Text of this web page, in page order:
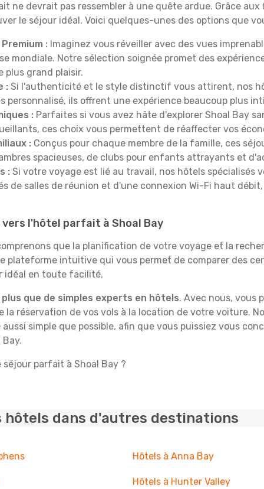
ne devrait pas ressembler à une quête ardue. Grâce
le séjour idéal. Voici quelques-unes des options que
: Imaginez vous réveiller avec des vues
mondiale. Notre sélection soignée promet des
plus grand plaisir.
: Si l'authenticité et le style distinctif vous attirent, nos
personnalisé, ils offrent une expérience beaucoup plus
: Parfaites si vous avez hâte d'explorer Shoal Bay
ces choix vous permettent de réaffecter vos
: Conçus pour chaque membre de la famille, ces
spacieuses, de clubs pour enfants attrayants et
: Si votre voyage est lié au travail, nos hôtels
de salles de réunion et d'une connexion Wi-Fi haut
l'hôtel parfait à Shoal Bay
que la planification de votre voyage et la
plateforme intuitive qui vous permet de comparer des
idéal en toute facilité.
plus que de simples experts en hôtels. Avec nous, vous
la réservation de vos vols à la location de votre voiture.
simple que possible, afin que vous puissiez vous
parfait à Shoal Bay ?
hôtels dans d'autres destinations
Hôtels à Anna Bay
Hôtels à Hunter Valley